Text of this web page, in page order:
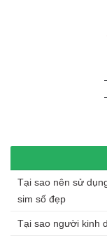
Tại sao nên sử
sim số đẹp
Tại sao người kinh